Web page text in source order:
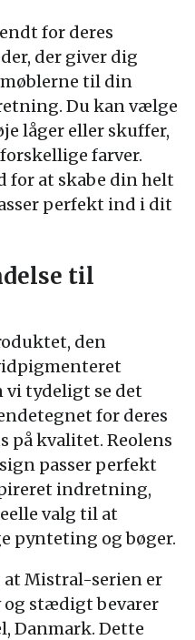
for deres
der giver dig
til din
Du kan vælge
låger eller skuffer,
farver.
for at skabe din helt
perfekt ind i dit
til
den
vi tydeligt se det
for deres
på kvalitet. Reolens
passer perfekt
indretning,
valg til at
pynteting og bøger.
Mistral-serien er
og stædigt bevarer
Danmark. Dette